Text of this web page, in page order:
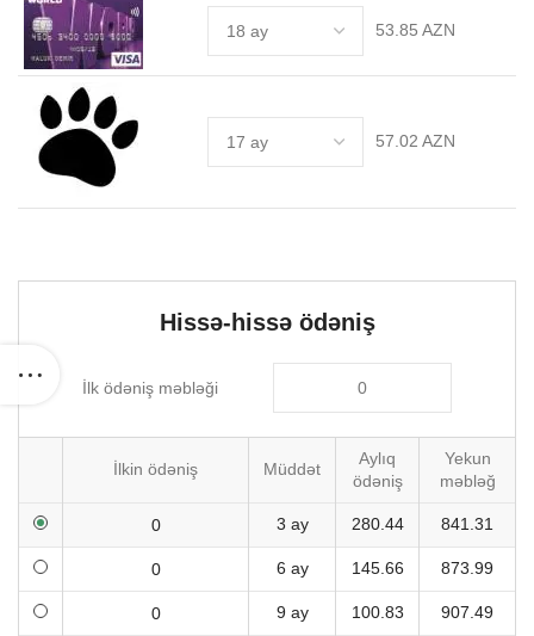
53.85 AZN
57.02 AZN
Hissə-hissə ödəniş
İlk ödəniş məbləği
İlkin ödəniş Müddət
Aylıq
ödəniş
Yekun
məbləğ
3 ay 280.44 841.31
6 ay 145.66 873.99
9 ay 100.83 907.49